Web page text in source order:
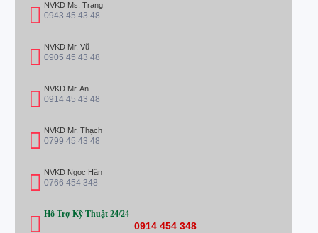
NVKD Ms. Trang
0943 45 43 48
NVKD Mr. Vũ
0905 45 43 48
NVKD Mr. An
0914 45 43 48
NVKD Mr. Thạch
0799 45 43 48
NVKD Ngọc Hân
0766 454 348
Hỗ Trợ Kỹ Thuật 24/24
0914 454 348